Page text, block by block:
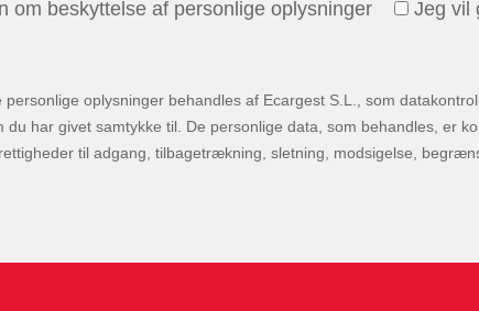
om beskyttelse af personlige oplysninger Jeg vil
oplysninger behandles af Ecargest S.L., som
du har givet samtykke til. De personlige data, som behandles, er
til adgang, tilbagetrækning, sletning, modsigelse,